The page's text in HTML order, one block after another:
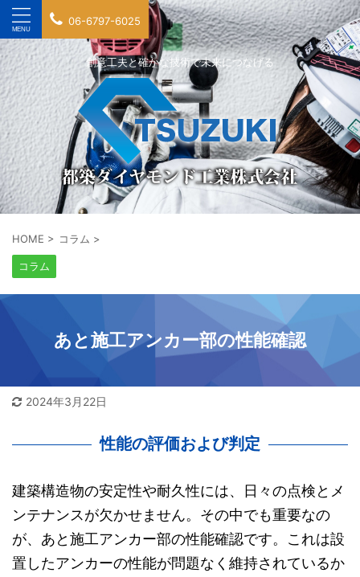
06-6797-6025
創意工夫と確かな技術で未来につなげる
HOME > コラム >
コラム
あと施工アンカー部の性能確認
2024年3月22日
性能の評価および判定
建築構造物の安定性や耐久性には、日々の点検とメ
ンテナンスが欠かせません。その中でも重要なの
が、あと施工アンカー部の性能確認です。これは設
置したアンカーの性能が問題なく維持されているか